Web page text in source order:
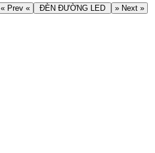
« Prev « ĐÈN ĐƯỜNG LED » Next »